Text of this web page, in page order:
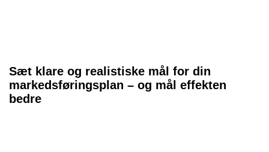
Sæt klare og realistiske mål for din
markedsføringsplan – og mål effekten
bedre